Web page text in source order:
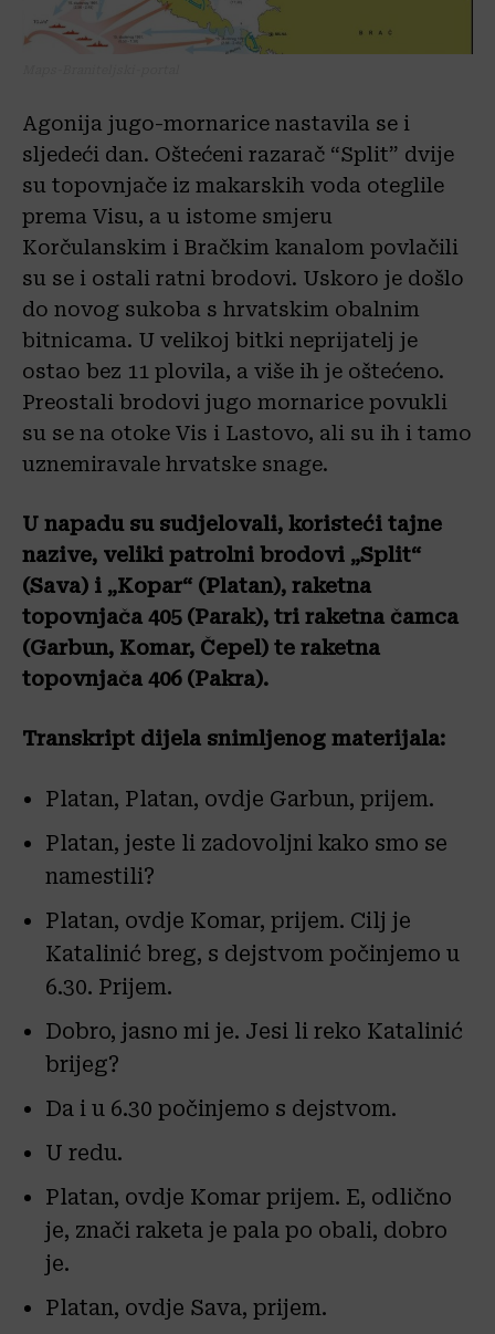
Agonija jugo-mornarice nastavila se i
sljedeći dan. Oštećeni razarač “Split” dvije
su topovnjače iz makarskih voda oteglile
prema Visu, a u istome smjeru
Korčulanskim i Bračkim kanalom povlačili
su se i ostali ratni brodovi. Uskoro je došlo
do novog sukoba s hrvatskim obalnim
bitnicama. U velikoj bitki neprijatelj je
ostao bez 11 plovila, a više ih je oštećeno.
Preostali brodovi jugo mornarice povukli
su se na otoke Vis i Lastovo, ali su ih i tamo
uznemiravale hrvatske snage.
U napadu su sudjelovali, koristeći tajne
nazive, veliki patrolni brodovi „Split“
(Sava) i „Kopar“ (Platan), raketna
topovnjača 405 (Parak), tri raketna čamca
(Garbun, Komar, Čepel) te raketna
topovnjača 406 (Pakra).
Transkript dijela snimljenog materijala:
Platan, Platan, ovdje Garbun, prijem.
Platan, jeste li zadovoljni kako smo se
namestili?
Platan, ovdje Komar, prijem. Cilj je
Katalinić breg, s dejstvom počinjemo u
6.30. Prijem.
Dobro, jasno mi je. Jesi li reko Katalinić
brijeg?
Da i u 6.30 počinjemo s dejstvom.
U redu.
Platan, ovdje Komar prijem. E, odlično
je, znači raketa je pala po obali, dobro
je.
Platan, ovdje Sava, prijem.